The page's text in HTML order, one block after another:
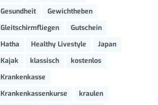
Gesundheit
Gewichtheben
Gleitschirmfliegen
Gutschein
Hatha
Healthy Livestyle
Japan
Kajak
klassisch
kostenlos
Krankenkasse
Krankenkassenkurse
kraulen